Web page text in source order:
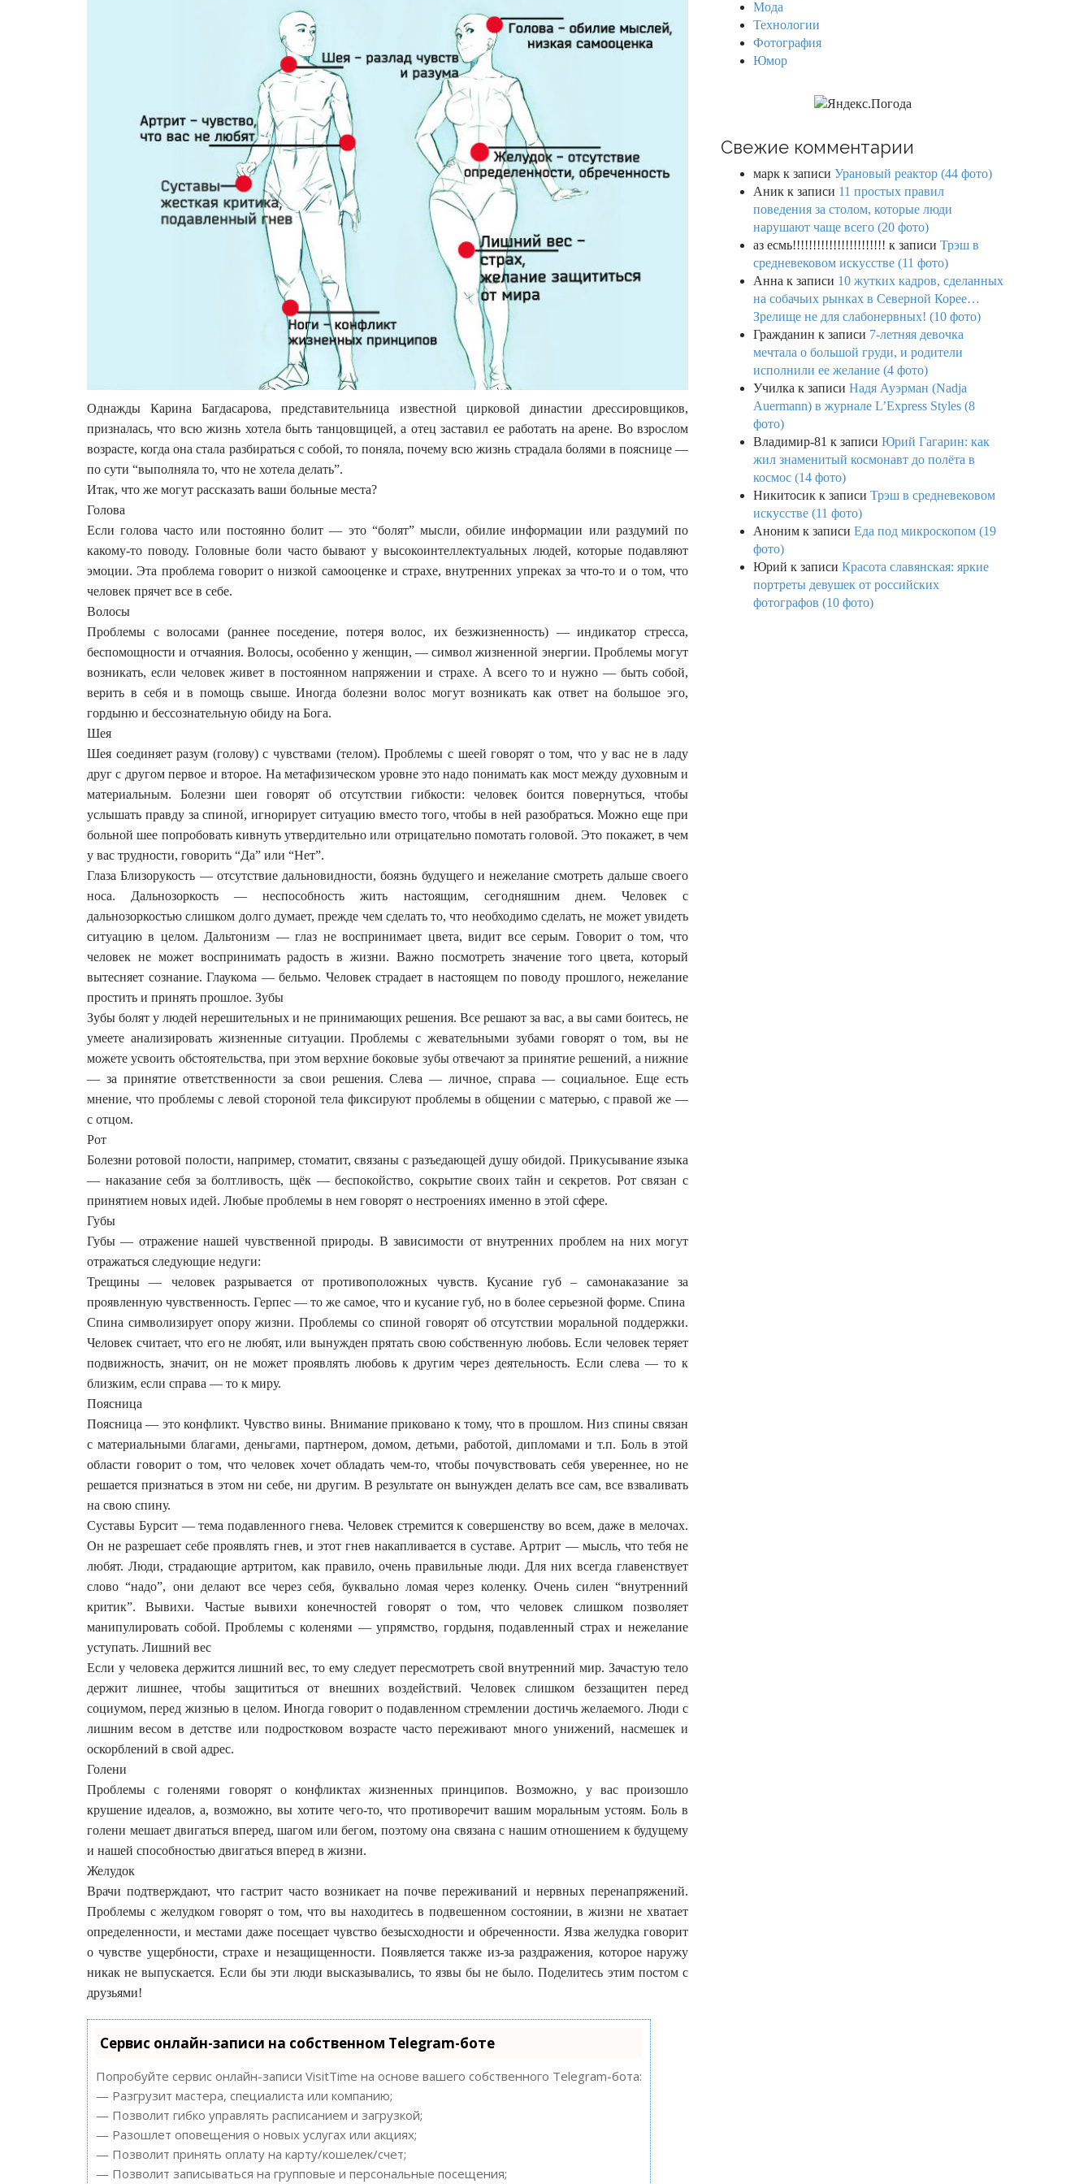
Однажды Карина Багдасарова, представительница известной цирковой династии дрессировщиков,
призналась, что всю жизнь хотела быть танцовщицей, а отец заставил ее работать на арене. Во взрослом
возрасте, когда она стала разбираться с собой, то поняла, почему всю жизнь страдала болями в пояснице —
по сути “выполняла то, что не хотела делать”.
Итак, что же могут рассказать ваши больные места?
Голова
Если голова часто или постоянно болит — это “болят” мысли, обилие информации или раздумий по
какому-то поводу. Головные боли часто бывают у высокоинтеллектуальных людей, которые подавляют
эмоции. Эта проблема говорит о низкой самооценке и страхе, внутренних упреках за что-то и о том, что
человек прячет все в себе.
Волосы
Проблемы с волосами (раннее поседение, потеря волос, их безжизненность) — индикатор стресса,
беспомощности и отчаяния. Волосы, особенно у женщин, — символ жизненной энергии. Проблемы могут
возникать, если человек живет в постоянном напряжении и страхе. А всего то и нужно — быть собой,
верить в себя и в помощь свыше. Иногда болезни волос могут возникать как ответ на большое эго,
гордыню и бессознательную обиду на Бога.
Шея
Шея соединяет разум (голову) с чувствами (телом). Проблемы с шеей говорят о том, что у вас не в ладу
друг с другом первое и второе. На метафизическом уровне это надо понимать как мост между духовным и
материальным. Болезни шеи говорят об отсутствии гибкости: человек боится повернуться, чтобы
услышать правду за спиной, игнорирует ситуацию вместо того, чтобы в ней разобраться. Можно еще при
больной шее попробовать кивнуть утвердительно или отрицательно помотать головой. Это покажет, в чем
у вас трудности, говорить “Да” или “Нет”.
Глаза Близорукость — отсутствие дальновидности, боязнь будущего и нежелание смотреть дальше своего
носа. Дальнозоркость — неспособность жить настоящим, сегодняшним днем. Человек с
дальнозоркостью слишком долго думает, прежде чем сделать то, что необходимо сделать, не может увидеть
ситуацию в целом. Дальтонизм — глаз не воспринимает цвета, видит все серым. Говорит о том, что
человек не может воспринимать радость в жизни. Важно посмотреть значение того цвета, который
вытесняет сознание. Глаукома — бельмо. Человек страдает в настоящем по поводу прошлого, нежелание
простить и принять прошлое. Зубы
Зубы болят у людей нерешительных и не принимающих решения. Все решают за вас, а вы сами боитесь, не
умеете анализировать жизненные ситуации. Проблемы с жевательными зубами говорят о том, вы не
можете усвоить обстоятельства, при этом верхние боковые зубы отвечают за принятие решений, а нижние
— за принятие ответственности за свои решения. Слева — личное, справа — социальное. Еще есть
мнение, что проблемы с левой стороной тела фиксируют проблемы в общении с матерью, с правой же —
с отцом.
Рот
Болезни ротовой полости, например, стоматит, связаны с разъедающей душу обидой. Прикусывание языка
— наказание себя за болтливость, щёк — беспокойство, сокрытие своих тайн и секретов. Рот связан с
принятием новых идей. Любые проблемы в нем говорят о нестроениях именно в этой сфере.
Губы
Губы — отражение нашей чувственной природы. В зависимости от внутренних проблем на них могут
отражаться следующие недуги:
Трещины — человек разрывается от противоположных чувств. Кусание губ – самонаказание за
проявленную чувственность. Герпес — то же самое, что и кусание губ, но в более серьезной форме. Спина
Спина символизирует опору жизни. Проблемы со спиной говорят об отсутствии моральной поддержки.
Человек считает, что его не любят, или вынужден прятать свою собственную любовь. Если человек теряет
подвижность, значит, он не может проявлять любовь к другим через деятельность. Если слева — то к
близким, если справа — то к миру.
Поясница
Поясница — это конфликт. Чувство вины. Внимание приковано к тому, что в прошлом. Низ спины связан
с материальными благами, деньгами, партнером, домом, детьми, работой, дипломами и т.п. Боль в этой
области говорит о том, что человек хочет обладать чем-то, чтобы почувствовать себя увереннее, но не
решается признаться в этом ни себе, ни другим. В результате он вынужден делать все сам, все взваливать
на свою спину.
Суставы Бурсит — тема подавленного гнева. Человек стремится к совершенству во всем, даже в мелочах.
Он не разрешает себе проявлять гнев, и этот гнев накапливается в суставе. Артрит — мысль, что тебя не
любят. Люди, страдающие артритом, как правило, очень правильные люди. Для них всегда главенствует
слово “надо”, они делают все через себя, буквально ломая через коленку. Очень силен “внутренний
критик”. Вывихи. Частые вывихи конечностей говорят о том, что человек слишком позволяет
манипулировать собой. Проблемы с коленями — упрямство, гордыня, подавленный страх и нежелание
уступать. Лишний вес
Если у человека держится лишний вес, то ему следует пересмотреть свой внутренний мир. Зачастую тело
держит лишнее, чтобы защититься от внешних воздействий. Человек слишком беззащитен перед
социумом, перед жизнью в целом. Иногда говорит о подавленном стремлении достичь желаемого. Люди с
лишним весом в детстве или подростковом возрасте часто переживают много унижений, насмешек и
оскорблений в свой адрес.
Голени
Проблемы с голенями говорят о конфликтах жизненных принципов. Возможно, у вас произошло
крушение идеалов, а, возможно, вы хотите чего-то, что противоречит вашим моральным устоям. Боль в
голени мешает двигаться вперед, шагом или бегом, поэтому она связана с нашим отношением к будущему
и нашей способностью двигаться вперед в жизни.
Желудок
Врачи подтверждают, что гастрит часто возникает на почве переживаний и нервных перенапряжений.
Проблемы с желудком говорят о том, что вы находитесь в подвешенном состоянии, в жизни не хватает
определенности, и местами даже посещает чувство безысходности и обреченности. Язва желудка говорит
о чувстве ущербности, страхе и незащищенности. Появляется также из-за раздражения, которое наружу
никак не выпускается. Если бы эти люди высказывались, то язвы бы не было. Поделитесь этим постом с
друзьями!
Сервис онлайн-записи на собственном Telegram-боте
Попробуйте сервис онлайн-записи VisitTime на основе вашего собственного Telegram-бота:
— Разгрузит мастера, специалиста или компанию;
— Позволит гибко управлять расписанием и загрузкой;
— Разошлет оповещения о новых услугах или акциях;
— Позволит принять оплату на карту/кошелек/счет;
— Позволит записываться на групповые и персональные посещения;
Мода
Технологии
Фотография
Юмор
Свежие комментарии
марк к записи Урановый реактор (44 фото)
Аник к записи 11 простых правил
поведения за столом, которые люди
нарушают чаще всего (20 фото)
аз есмь!!!!!!!!!!!!!!!!!!!!!!! к записи Трэш в
средневековом искусстве (11 фото)
Анна к записи 10 жутких кадров, сделанных
на собачьих рынках в Северной Корее…
Зрелище не для слабонервных! (10 фото)
Гражданин к записи 7-летняя девочка
мечтала о большой груди, и родители
исполнили ее желание (4 фото)
Училка к записи Надя Ауэрман (Nadja
Auermann) в журнале L’Express Styles (8
фото)
Владимир-81 к записи Юрий Гагарин: как
жил знаменитый космонавт до полёта в
космос (14 фото)
Никитосик к записи Трэш в средневековом
искусстве (11 фото)
Аноним к записи Еда под микроскопом (19
фото)
Юрий к записи Красота славянская: яркие
портреты девушек от российских
фотографов (10 фото)